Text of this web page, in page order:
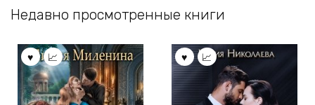
Недавно просмотренные книги